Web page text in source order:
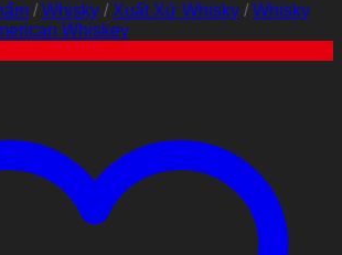
/ Whisky / Xuất Xứ Whisky / Whisky
Whiskey